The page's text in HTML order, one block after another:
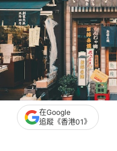
撰文：日本這些事兒
在Google
追蹤《香港01》